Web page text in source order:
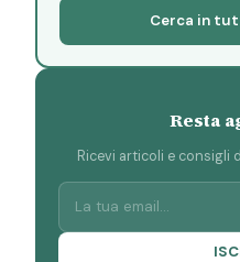
Cerca in
Resta
Ricevi articoli e consigli